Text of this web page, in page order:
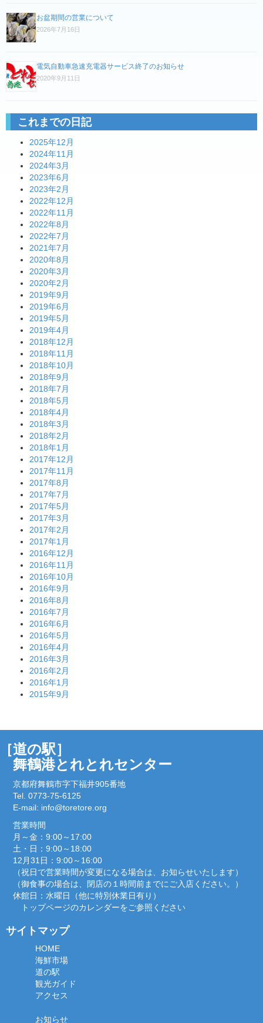
ョ
ン
お盆期間の営業について
2026年7月16日
電気自動車急速充電器サービス終了のお知らせ
2020年9月11日
これまでの日記
2025年12月
2024年11月
2024年3月
2023年6月
2023年2月
2022年12月
2022年11月
2022年8月
2022年7月
2021年7月
2020年8月
2020年3月
2020年2月
2019年9月
2019年6月
2019年5月
2019年4月
2018年12月
2018年11月
2018年10月
2018年9月
2018年7月
2018年5月
2018年4月
2018年3月
2018年2月
2018年1月
2017年12月
2017年11月
2017年8月
2017年7月
2017年5月
2017年3月
2017年2月
2017年1月
2016年12月
2016年11月
2016年10月
2016年9月
2016年8月
2016年7月
2016年6月
2016年5月
2016年4月
2016年3月
2016年2月
2016年1月
2015年9月
道の駅］
舞鶴港とれとれセンター
京都府舞鶴市字下福井905番地
Tel. 0773-75-6125
E-mail: info@toretore.org
営業時間
月～金：9:00～17:00
土・日：9:00～18:00
12月31日：9:00～16:00
（祝日で営業時間が変更になる場合は、お知らせいたします）
（御食事の場合は、閉店の１時間前までにご入店ください。）
休館日：水曜日（他に特別休業日有り）
トップページのカレンダーをご参照ください
サイトマップ
HOME
海鮮市場
道の駅
観光ガイド
アクセス
お知らせ